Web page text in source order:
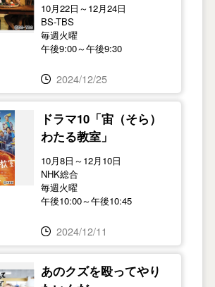
10月22日～12月24日
BS-TBS
毎週火曜
午後9:00～午後9:30
2024/12/25
ドラマ10「宙（そら）
わたる教室」
10月8日～12月10日
NHK総合
毎週火曜
午後10:00～午後10:45
2024/12/11
あのクズを殴ってやり